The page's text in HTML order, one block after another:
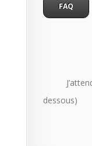
FAQ
dessous)